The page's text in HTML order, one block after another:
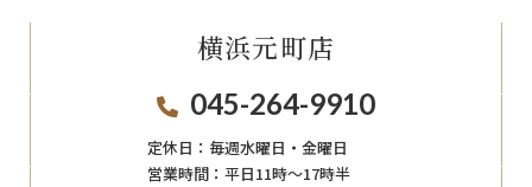
横浜元町店
045-264-9910
定休日： 毎週⽔曜⽇‧⾦曜⽇
営業時間： 平日11時～17時半